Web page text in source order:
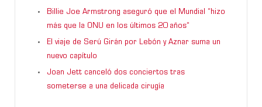
Billie Joe Armstrong aseguró que el Mundial “hizo
más que la ONU en los últimos 20 años”
El viaje de Serú Girán por Lebón y Aznar suma un
nuevo capítulo
Joan Jett canceló dos conciertos tras
someterse a una delicada cirugía